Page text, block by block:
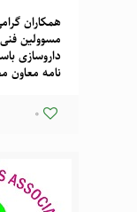
همکاران
مسوولین
داروسازی
نامه معاون
0